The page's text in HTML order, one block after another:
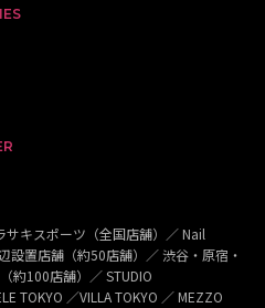
キスポーツ（全国店舗）／ Nail
設置店舗（約50店舗）／ 渋谷・原宿・
約100店舗）／ STUDIO
TOKYO ／VILLA TOKYO ／ MEZZO